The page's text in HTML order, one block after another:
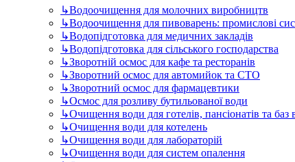
↳ Очищення води для систем опалення
↳ Очищення води для теплиць
↳ Очищення води для харчового виробництва
↳ Підготовка води для виробництва мінеральної
↳ Підготовка води для парогенераторів
↳ Промислові системи зворотного осмосу
↳ Системи зворотного осмосу Stanko Watertech
↳ Системи зворотного осмосу Stanko Watertech
↳ Системи зворотного осмосу Stanko Watertech
↳ Системи зворотного осмосу Stanko Watertech
Станції дозування реагентів